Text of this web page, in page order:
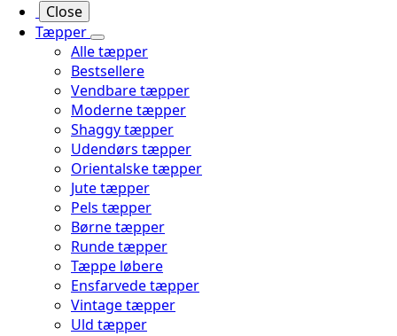
Close
Tæpper
Alle tæpper
Bestsellere
Vendbare tæpper
Moderne tæpper
Shaggy tæpper
Udendørs tæpper
Orientalske tæpper
Jute tæpper
Pels tæpper
Børne tæpper
Runde tæpper
Tæppe løbere
Ensfarvede tæpper
Vintage tæpper
Uld tæpper